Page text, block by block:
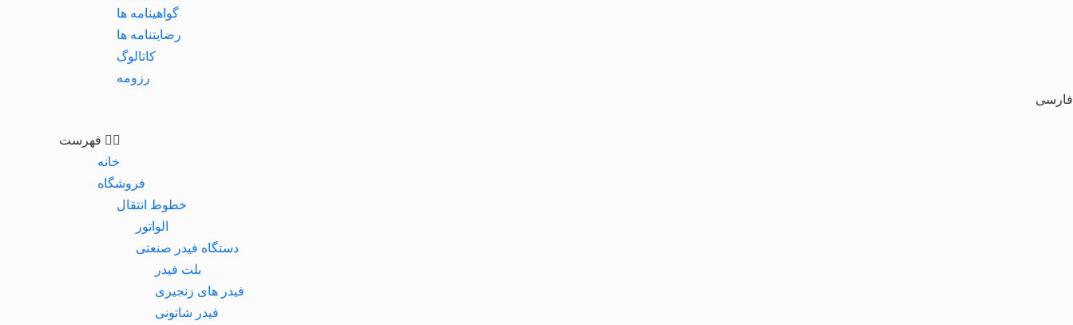
گواهینامه ها
رضایتنامه ها
کاتالوگ
رزومه
فارسی
فهرست
خانه
فروشگاه
خطوط انتقال
الواتور
دستگاه فیدر صنعتی
بلت فیدر
فیدر های زنجیری
فیدر شاتونی